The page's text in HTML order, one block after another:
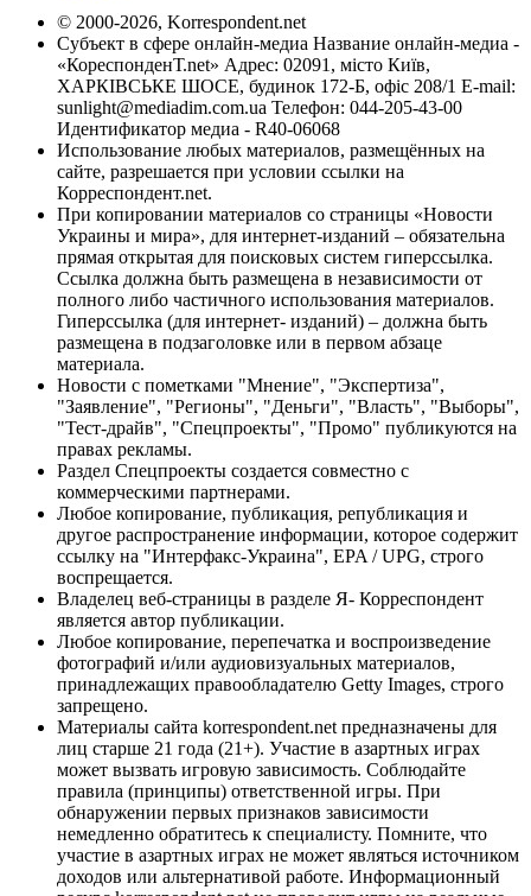
© 2000-2026, Korrespondent.net
Субъект в сфере онлайн-медиа Название онлайн-медиа -
«КореспонденТ.net» Адрес: 02091, місто Київ,
ХАРКІВСЬКЕ ШОСЕ, будинок 172-Б, офіс 208/1 E-mail:
sunlight@mediadim.com.ua Телефон: 044-205-43-00
Идентификатор медиа - R40-06068
Использование любых материалов, размещённых на
сайте, разрешается при условии ссылки на
Корреспондент.net.
При копировании материалов со страницы «Новости
Украины и мира», для интернет-изданий – обязательна
прямая открытая для поисковых систем гиперссылка.
Ссылка должна быть размещена в независимости от
полного либо частичного использования материалов.
Гиперссылка (для интернет- изданий) – должна быть
размещена в подзаголовке или в первом абзаце
материала.
Новости с пометками "Мнение", "Экспертиза",
"Заявление", "Регионы", "Деньги", "Власть", "Выборы",
"Тест-драйв", "Спецпроекты", "Промо" публикуются на
правах рекламы.
Раздел Спецпроекты создается совместно с
коммерческими партнерами.
Любое копирование, публикация, републикация и
другое распространение информации, которое содержит
ссылку на "Интерфакс-Украина", EPA / UPG, строго
воспрещается.
Владелец веб-страницы в разделе Я- Корреспондент
является автор публикации.
Любое копирование, перепечатка и воспроизведение
фотографий и/или аудиовизуальных материалов,
принадлежащих правообладателю Getty Images, строго
запрещено.
Материалы сайта korrespondent.net предназначены для
лиц старше 21 года (21+). Участие в азартных играх
может вызвать игровую зависимость. Соблюдайте
правила (принципы) ответственной игры. При
обнаружении первых признаков зависимости
немедленно обратитесь к специалисту. Помните, что
участие в азартных играх не может являться источником
доходов или альтернативой работе. Информационный